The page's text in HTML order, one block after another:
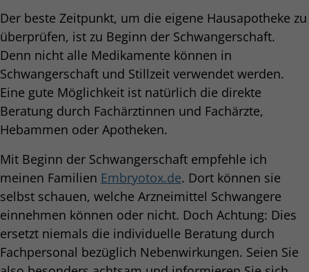
Der beste Zeitpunkt, um die eigene Hausapotheke zu
überprüfen, ist zu Beginn der Schwangerschaft.
Denn nicht alle Medikamente können in
Schwangerschaft und Stillzeit verwendet werden.
Eine gute Möglichkeit ist natürlich die direkte
Beratung durch Fachärztinnen und Fachärzte,
Hebammen oder Apotheken.
Mit Beginn der Schwangerschaft empfehle ich
meinen Familien Embryotox.de. Dort können sie
selbst schauen, welche Arzneimittel Schwangere
einnehmen können oder nicht. Doch Achtung: Dies
ersetzt niemals die individuelle Beratung durch
Fachpersonal bezüglich Nebenwirkungen. Seien Sie